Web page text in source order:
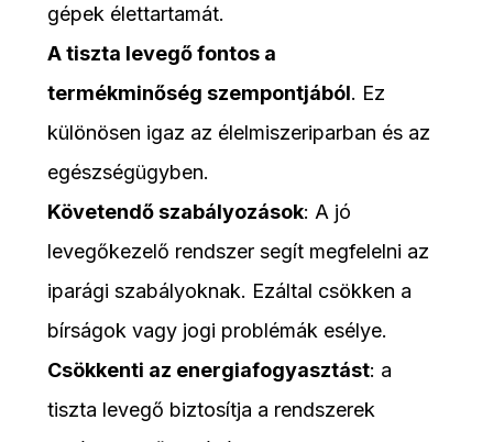
gépek élettartamát.
A tiszta levegő fontos a
termékminőség szempontjából. Ez
különösen igaz az élelmiszeriparban és az
egészségügyben.
Követendő szabályozások: A jó
levegőkezelő rendszer segít megfelelni az
iparági szabályoknak. Ezáltal csökken a
bírságok vagy jogi problémák esélye.
Csökkenti az energiafogyasztást: a
tiszta levegő biztosítja a rendszerek